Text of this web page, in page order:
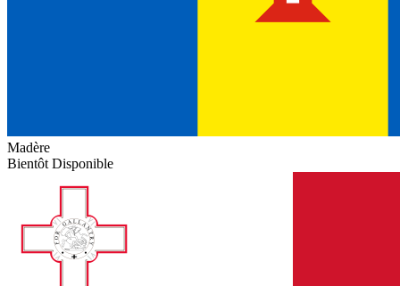
Madère
Bientôt Disponible